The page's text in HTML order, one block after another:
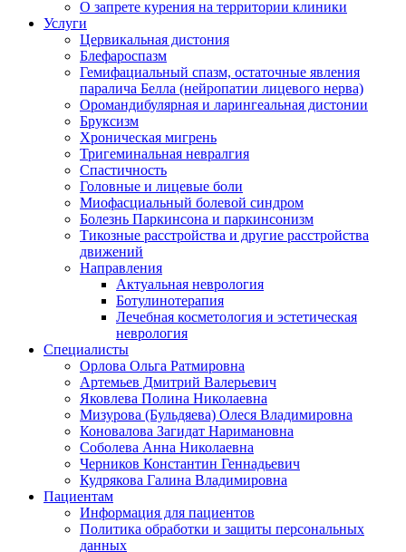
О запрете курения на территории клиники
Услуги
Цервикальная дистония
Блефароспазм
Гемифациальный спазм, остаточные явления
паралича Белла (нейропатии лицевого нерва)
Оромандибулярная и ларингеальная дистонии
Бруксизм
Хроническая мигрень
Тригеминальная невралгия
Спастичность
Головные и лицевые боли
Миофасциальный болевой синдром
Болезнь Паркинсона и паркинсонизм
Тикозные расстройства и другие расстройства
движений
Направления
Актуальная неврология
Ботулинотерапия
Лечебная косметология и эстетическая
неврология
Специалисты
Орлова Ольга Ратмировна
Артемьев Дмитрий Валерьевич
Яковлева Полина Николаевна
Мизурова (Бульдяева) Олеся Владимировна
Коновалова Загидат Наримановна
Соболева Анна Николаевна
Черников Константин Геннадьевич
Кудрякова Галина Владимировна
Пациентам
Информация для пациентов
Политика обработки и защиты персональных
данных